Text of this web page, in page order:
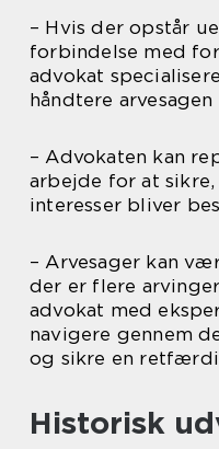
– Hvis der opstår
forbindelse med
advokat
håndtere
– Advokaten kan
arbejde for at
interesser bliver
– Arvesager kan
der er flere
advokat med
navigere gennem
og sikre en
Historisk